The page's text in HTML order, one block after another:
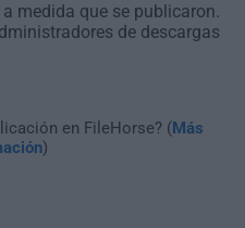
medida que se publicaron.
de descargas
en FileHorse? (Más
)